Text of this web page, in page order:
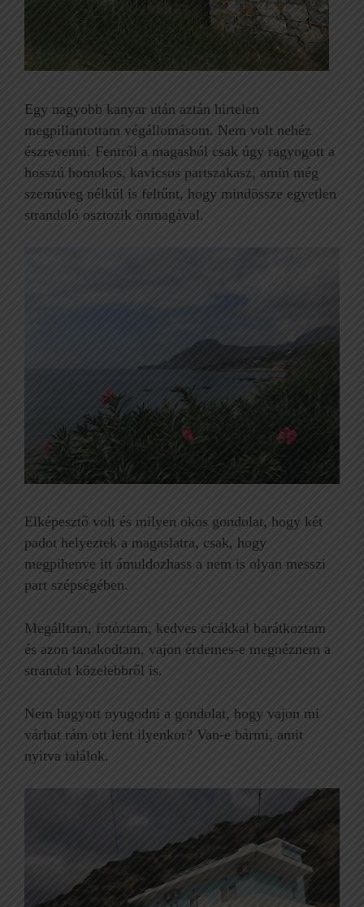
Egy nagyobb kanyar után aztán hirtelen
megpillantottam végállomásom. Nem volt nehéz
észrevenni. Fentről a magasból csak úgy ragyogott a
hosszú homokos, kavicsos partszakasz, amin még
szemüveg nélkül is feltűnt, hogy mindössze egyetlen
strandoló osztozik önmagával.
Elképesztő volt és milyen okos gondolat, hogy két
padot helyeztek a magaslatra, csak, hogy
megpihenve itt ámuldozhass a nem is olyan messzi
part szépségében.
Megálltam, fotóztam, kedves cicákkal barátkoztam
és azon tanakodtam, vajon érdemes-e megnéznem a
strandot közelebbről is.
Nem hagyott nyugodni a gondolat, hogy vajon mi
várhat rám ott lent ilyenkor? Van-e bármi, amit
nyitva találok.